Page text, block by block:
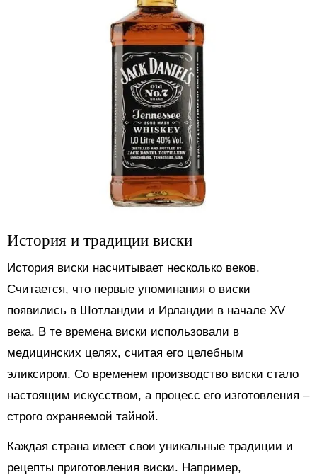
История и традиции виски
История виски насчитывает несколько веков.
Считается, что первые упоминания о виски
появились в Шотландии и Ирландии в начале XV
века. В те времена виски использовали в
медицинских целях, считая его целебным
эликсиром. Со временем производство виски стало
настоящим искусством, а процесс его изготовления –
строго охраняемой тайной.
Каждая страна имеет свои уникальные традиции и
рецепты приготовления виски. Например,